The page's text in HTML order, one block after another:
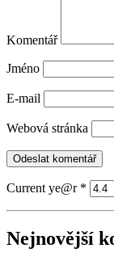
Komentář
Jméno
E-mail
Webová stránka
Current ye@r *
Od
Nejnovější